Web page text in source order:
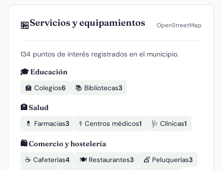
🏪Servicios y equipamientos OpenStreetMap
134 puntos de interés registrados en el municipio.
🎓 Educación
🏫 Colegios6 📚 Bibliotecas3
🏥 Salud
💊 Farmacias3 ⚕️ Centros médicos1 🩺 Clínicas1
🛍️ Comercio y hostelería
☕ Cafeterías4 🍽️ Restaurantes3 💇 Peluquerías3